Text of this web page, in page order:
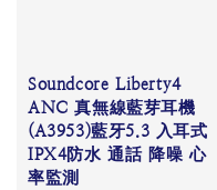
Soundcore Liberty4
ANC 真無線藍芽耳機
(A3953)藍牙5.3 入耳式
IPX4防水 通話 降噪 心
率監測